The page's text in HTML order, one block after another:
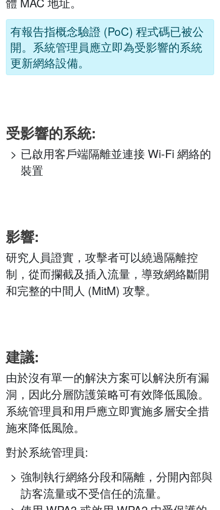
有報告指概念驗證 (PoC) 程式碼已被公
開。系統管理員應立即為受影響的系統
更新網絡設備。
受影響的系統:
已啟用客戶端隔離並連接 Wi-Fi 網絡的
裝置
影響:
研究人員證實，攻擊者可以繞過隔離控
制，從而攔截及插入流量，導致網絡斷開
和完整的中間人 (MitM) 攻擊。
建議:
由於沒有單一的解決方案可以解決所有漏
洞，因此分層防護策略可有效降低風險。
系統管理員和用戶應立即實施多層安全措
施來降低風險。
對於系統管理員:
強制執行網絡分段和隔離，分開內部與
訪客流量或不受信任的流量。